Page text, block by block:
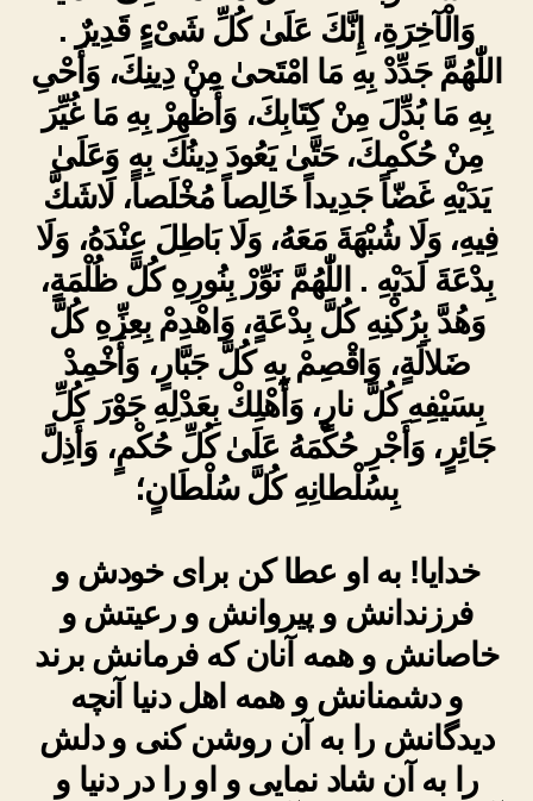
وَالْآخِرَةِ، إِنَّكَ عَلَىٰ كُلِّ شَىْءٍ قَدِيرٌ .
اللّٰهُمَّ جَدِّدْ بِهِ مَا امْتَحىٰ مِنْ دِينِكَ، وَأَحْىِ
بِهِ مَا بُدِّلَ مِنْ كِتَابِكَ، وَأَظْهِرْ بِهِ مَا غُيِّرَ
مِنْ حُكْمِكَ، حَتَّىٰ يَعُودَ دِينُكَ بِهِ وَعَلَىٰ
يَدَيْهِ غَضّاً جَدِيداً خَالِصاً مُخْلَصاً، لَاشَكَّ
فِيهِ، وَلَا شُبْهَةَ مَعَهُ، وَلَا بَاطِلَ عِنْدَهُ، وَلَا
بِدْعَةَ لَدَيْهِ . اللّٰهُمَّ نَوِّرْ بِنُورِهِ كُلَّ ظُلْمَةٍ،
وَهُدَّ بِرُكْنِهِ كُلَّ بِدْعَةٍ، وَاهْدِمْ بِعِزِّهِ كُلَّ
ضَلالَةٍ، وَاقْصِمْ بِهِ كُلَّ جَبَّارٍ، وَأَخْمِدْ
بِسَيْفِهِ كُلَّ نارٍ، وَأَهْلِكْ بِعَدْلِهِ جَوْرَ كُلِّ
جَائِرٍ، وَأَجْرِ حُكْمَهُ عَلَىٰ كُلِّ حُكْمٍ، وَأَذِلَّ
بِسُلْطانِهِ كُلَّ سُلْطَانٍ؛
خدایا! به او عطا کن برای خودش و
فرزندانش و پیروانش و رعیتش و
خاصانش و همه آنان که فرمانش برند
و دشمنانش و همه اهل دنیا آنچه
دیدگانش را به آن روشن کنی و دلش
را به آن شاد نمایی و او را در دنیا و